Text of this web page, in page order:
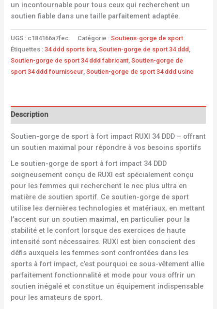
un incontournable pour tous ceux qui recherchent un
soutien fiable dans une taille parfaitement adaptée.
UGS : c184166a7fec Catégorie :Soutiens-gorge de sport
Étiquettes :34 ddd sports bra,Soutien-gorge de sport 34 ddd ,
Soutien-gorge de sport 34 ddd fabricant,Soutien-gorge de
sport 34 ddd fournisseur,Soutien-gorge de sport 34 ddd usine
Description
Soutien-gorge de sport à fort impact RUXI 34 DDD – offrant
un soutien maximal pour répondre à vos besoins sportifs
Le soutien-gorge de sport à fort impact 34 DDD
soigneusement conçu de RUXI est spécialement conçu
pour les femmes qui recherchent le nec plus ultra en
matière de soutien sportif. Ce soutien-gorge de sport
utilise les dernières technologies et matériaux, en mettant
l’accent sur un soutien maximal, en particulier pour la
stabilité et le confort lorsque des exercices de haute
intensité sont nécessaires. RUXI est bien conscient des
défis auxquels les femmes sont confrontées dans les
sports à fort impact, c’est pourquoi ce sous-vêtement allie
parfaitement fonctionnalité et mode pour vous offrir un
soutien inégalé et constitue un équipement indispensable
pour les amateurs de sport.